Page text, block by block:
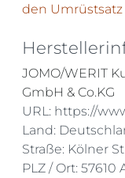
den Umrüstsatz
JOMO/WERIT
GmbH & Co.KG
URL: https://
Land:
Straße: Kölner
PLZ / Ort: